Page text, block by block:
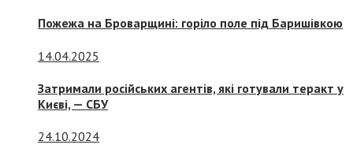
Пожежа на Броварщині: горіло поле під Баришівкою
14.04.2025
Затримали російських агентів, які готували теракт у
Києві, — СБУ
24.10.2024